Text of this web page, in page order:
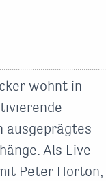
wohnt in
ausgeprägtes
Als Live-
Peter Horton,